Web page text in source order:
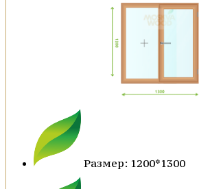
Размер: 1200*1300